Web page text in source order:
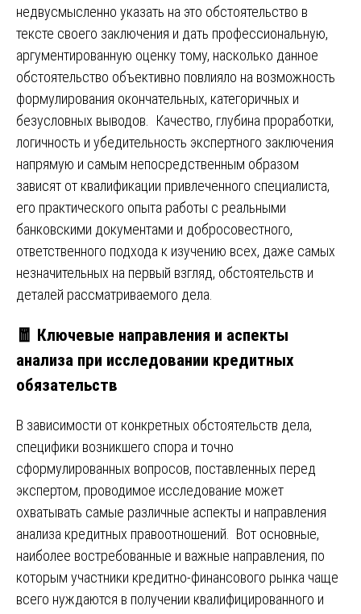
недвусмысленно указать на это обстоятельство в
тексте своего заключения и дать профессиональную,
аргументированную оценку тому, насколько данное
обстоятельство объективно повлияло на возможность
формулирования окончательных, категоричных и
безусловных выводов. Качество, глубина проработки,
логичность и убедительность экспертного заключения
напрямую и самым непосредственным образом
зависят от квалификации привлеченного специалиста,
его практического опыта работы с реальными
банковскими документами и добросовестного,
ответственного подхода к изучению всех, даже самых
незначительных на первый взгляд, обстоятельств и
деталей рассматриваемого дела.
🧧 Ключевые направления и аспекты
анализа при исследовании кредитных
обязательств
В зависимости от конкретных обстоятельств дела,
специфики возникшего спора и точно
сформулированных вопросов, поставленных перед
экспертом, проводимое исследование может
охватывать самые различные аспекты и направления
анализа кредитных правоотношений. Вот основные,
наиболее востребованные и важные направления, по
которым участники кредитно-финансового рынка чаще
всего нуждаются в получении квалифицированного и